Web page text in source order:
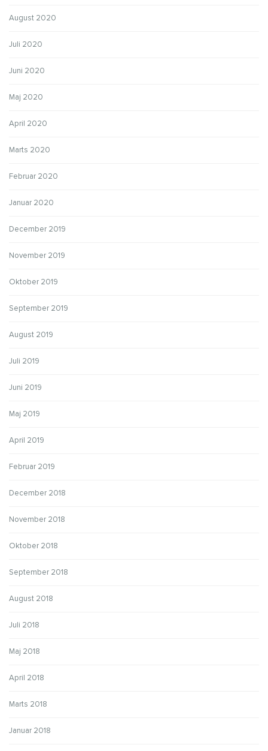
August 2020
Juli 2020
Juni 2020
Maj 2020
April 2020
Marts 2020
Februar 2020
Januar 2020
December 2019
November 2019
Oktober 2019
September 2019
August 2019
Juli 2019
Juni 2019
Maj 2019
April 2019
Februar 2019
December 2018
November 2018
Oktober 2018
September 2018
August 2018
Juli 2018
Maj 2018
April 2018
Marts 2018
Januar 2018